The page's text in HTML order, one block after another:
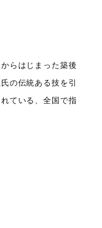
らはじまった築後
の伝統ある技を引
ている、全国で指